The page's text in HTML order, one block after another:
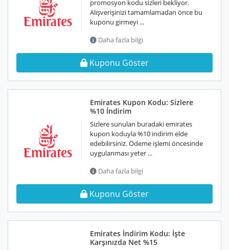
promosyon kodu sizleri bekliyor.
Alışverişinizi tamamlamadan önce bu
kuponu girmeyi ...
Daha fazla bilgi
Kuponu Göster
Emirates Kupon Kodu: Sizlere
%10 İndirim
Sizlere sunulan buradaki emirates
kupon koduyla %10 indirim elde
edebilirsiniz. Ödeme işlemi öncesinde
uygulanması yeter ...
Daha fazla bilgi
Kuponu Göster
Emirates İndirim Kodu: İşte
Karşınızda Net %15